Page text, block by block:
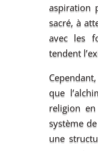
aspiration
sacré, à
avec les
tendent
que
religion
système
une